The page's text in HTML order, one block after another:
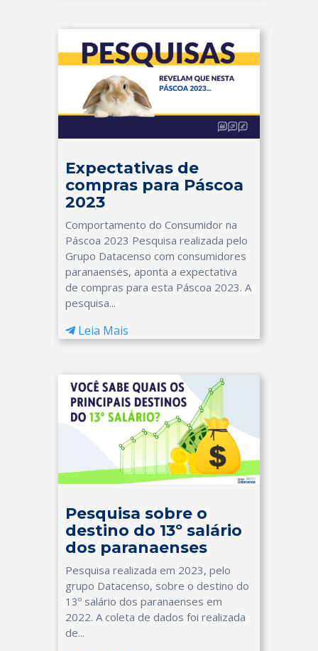
Expectativas de
compras para Páscoa
2023
Comportamento do Consumidor na
Páscoa 2023 Pesquisa realizada pelo
Grupo Datacenso com consumidores
paranaenses, aponta a expectativa
de compras para esta Páscoa 2023. A
pesquisa...
Leia Mais
Pesquisa sobre o
destino do 13º salário
dos paranaenses
Pesquisa realizada em 2023, pelo
grupo Datacenso, sobre o destino do
13º salário dos paranaenses em
2022. A coleta de dados foi realizada
de...